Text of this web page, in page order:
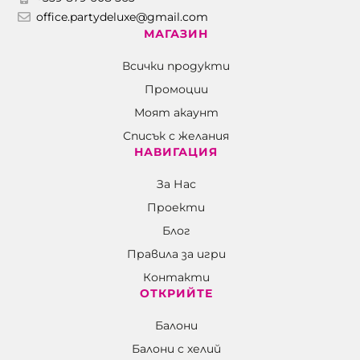
office.partydeluxe@gmail.com
МАГАЗИН
Всички продукти
Промоции
Моят акаунт
Списък с желания
НАВИГАЦИЯ
За Нас
Проекти
Блог
Правила за игри
Контакти
ОТКРИЙТЕ
Балони
Балони c хелий